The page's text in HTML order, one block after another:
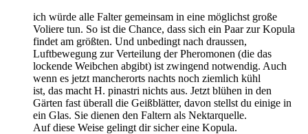
ich würde alle Falter gemeinsam in eine möglichst große
Voliere tun. So ist die Chance, dass sich ein Paar zur Kopula
findet am größten. Und unbedingt nach draussen,
Luftbewegung zur Verteilung der Pheromonen (die das
lockende Weibchen abgibt) ist zwingend notwendig. Auch
wenn es jetzt mancherorts nachts noch ziemlich kühl
ist, das macht H. pinastri nichts aus. Jetzt blühen in den
Gärten fast überall die Geißblätter, davon stellst du einige in
ein Glas. Sie dienen den Faltern als Nektarquelle.
Auf diese Weise gelingt dir sicher eine Kopula.